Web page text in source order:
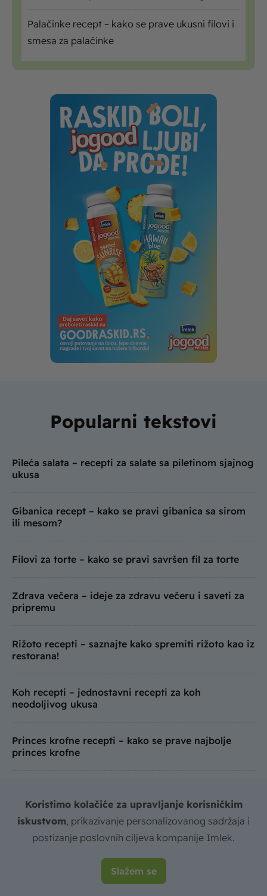
Palačinke recept – kako se prave ukusni filovi i
smesa za palačinke
Popularni tekstovi
Pileća salata – recepti za salate sa piletinom sjajnog
ukusa
Gibanica recept – kako se pravi gibanica sa sirom
ili mesom?
Filovi za torte – kako se pravi savršen fil za torte
Zdrava večera – ideje za zdravu večeru i saveti za
pripremu
Rižoto recepti – saznajte kako spremiti rižoto kao iz
restorana!
Koh recepti – jednostavni recepti za koh
neodoljivog ukusa
Princes krofne recepti – kako se prave najbolje
princes krofne
razlike?
Proja recept – kako napraviti proju sa sirom,
Čizkejk recept – kako se pravi cheesecake?
Koristimo kolačiće za upravljanje korisničkim
iskustvom, prikazivanje personalizovanog sadržaja i
postizanje poslovnih ciljeva kompanije Imlek.
Slažem se